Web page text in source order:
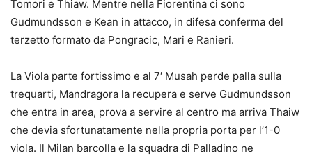
Tomori e Thiaw. Mentre nella Fiorentina ci sono
Gudmundsson e Kean in attacco, in difesa conferma del
terzetto formato da Pongracic, Mari e Ranieri.
La Viola parte fortissimo e al 7′ Musah perde palla sulla
trequarti, Mandragora la recupera e serve Gudmundsson
che entra in area, prova a servire al centro ma arriva Thaiw
che devia sfortunatamente nella propria porta per l’1-0
viola. Il Milan barcolla e la squadra di Palladino ne